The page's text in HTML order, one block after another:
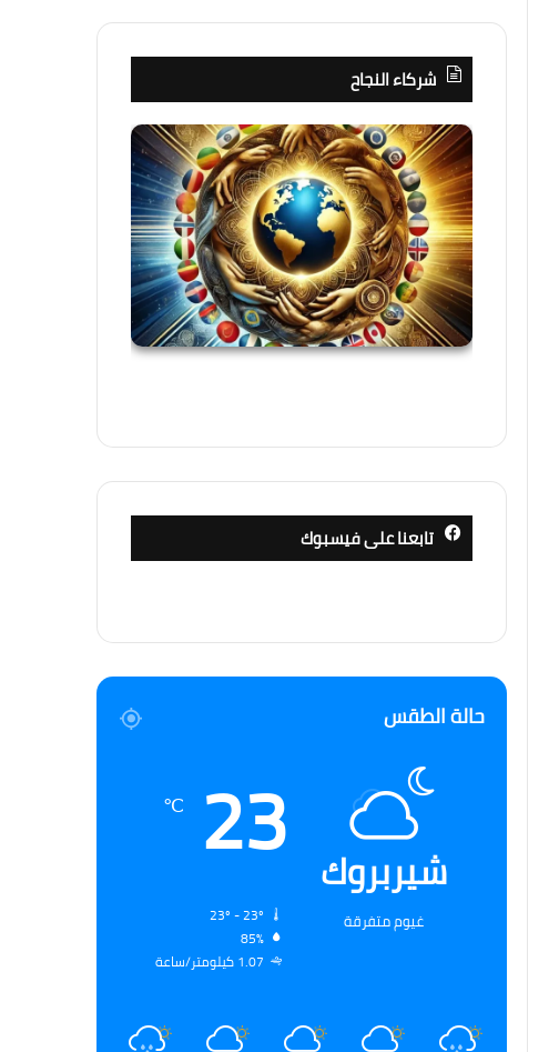
شركاء النجاح
تابعنا على فيسبوك
حالة الطقس
شيربروك
غيوم متفرقة
23
℃
85%
1.07 كيلومتر/ساعة